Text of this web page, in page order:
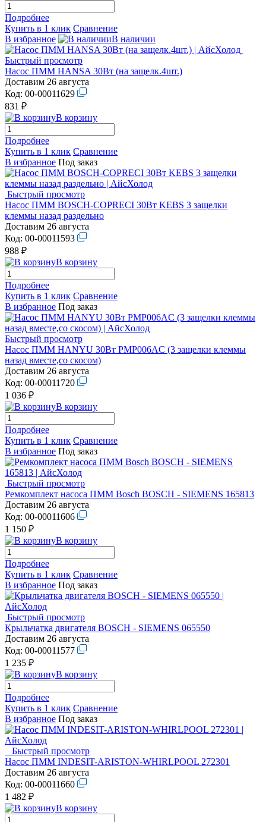
Подробнее
Купить в 1 клик Сравнение
В избранное
В наличии
Быстрый просмотр
Насос ПММ HANSA 30Вт (на защелк.4шт.)
Доставим 26 августа
Код: 00-00011629
831 ₽
В корзину
Подробнее
Купить в 1 клик Сравнение
В избранное Под заказ
Быстрый просмотр
Насос ПММ BOSCH-COPRECI 30Вт KEBS 3 защелки
клеммы назад раздельно
Доставим 26 августа
Код: 00-00011593
988 ₽
В корзину
Подробнее
Купить в 1 клик Сравнение
В избранное Под заказ
Быстрый просмотр
Насос ПММ HANYU 30Вт PMP006AC (3 защелки клеммы
назад вместе,со скосом)
Доставим 26 августа
Код: 00-00011720
1 036 ₽
В корзину
Подробнее
Купить в 1 клик Сравнение
В избранное Под заказ
Быстрый просмотр
Ремкомплект насоса ПММ Bosch BOSCH - SIEMENS 165813
Доставим 26 августа
Код: 00-00011606
1 150 ₽
В корзину
Подробнее
Купить в 1 клик Сравнение
В избранное Под заказ
Быстрый просмотр
Крыльчатка двигателя BOSCH - SIEMENS 065550
Доставим 26 августа
Код: 00-00011577
1 235 ₽
В корзину
Подробнее
Купить в 1 клик Сравнение
В избранное Под заказ
Быстрый просмотр
Насос ПММ INDESIT-ARISTON-WHIRLPOOL 272301
Доставим 26 августа
Код: 00-00011660
1 482 ₽
В корзину